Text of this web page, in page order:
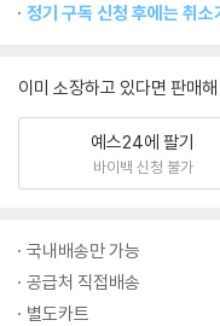
정기 구독 신청 후에는 취
이미 소장하고 있다면 판매
예스24에 팔기
바이백 신청 불가
국내배송만 가능
공급처 직접배송
별도카트